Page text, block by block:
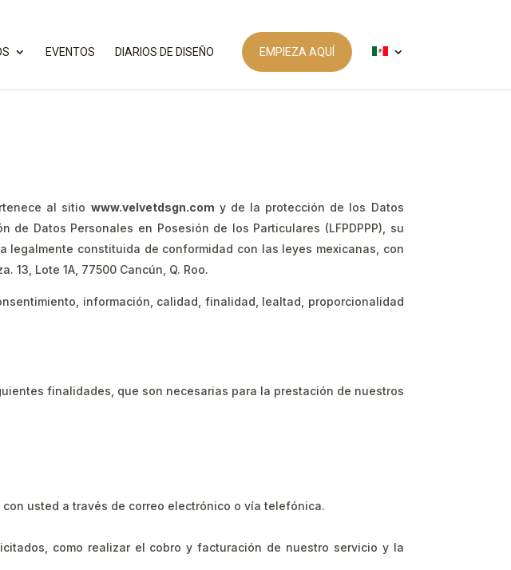
EVENTOS DIARIOS DE DISEÑO EMPIEZA AQUÍ
al sitio www.velvetdsgn.com y de la protección de los Datos
Datos Personales en Posesión de los Particulares (LFPDPPP), su
legalmente constituida de conformidad con las leyes mexicanas, con
13, Lote 1A, 77500 Cancún, Q. Roo.
información, calidad, finalidad, lealtad, proporcionalidad
finalidades, que son necesarias para la prestación de nuestros
usted a través de correo electrónico o vía telefónica.
como realizar el cobro y facturación de nuestro servicio y la